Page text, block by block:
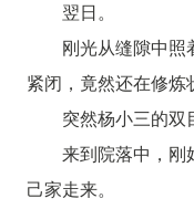
翌日。
刚光从缝隙中照
紧闭，竟然还在修炼
突然杨小三的双
来到院落中，刚
己家走来。